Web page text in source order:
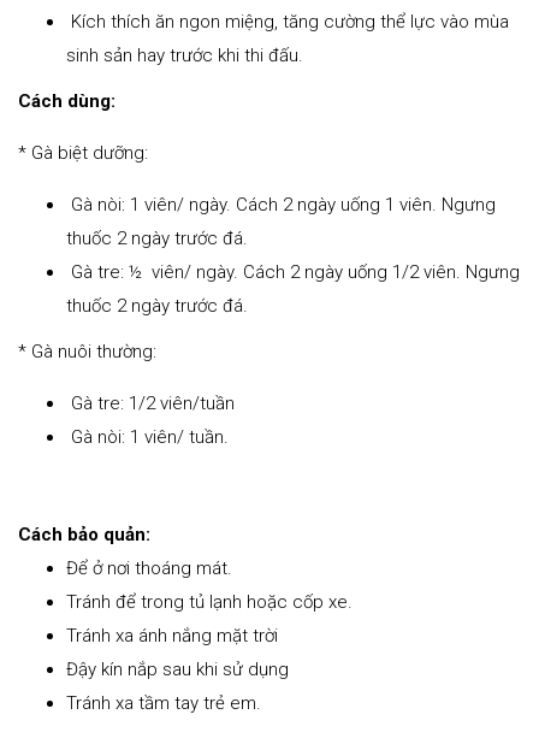
Kích thích ăn ngon miệng, tăng cường thể lực vào mùa
sinh sản hay trước khi thi đấu.
Cách dùng:
* Gà biệt dưỡng:
Gà nòi: 1 viên/ ngày. Cách 2 ngày uống 1 viên. Ngưng
thuốc 2 ngày trước đá.
Gà tre: ½ viên/ ngày. Cách 2 ngày uống 1/2 viên. Ngưng
thuốc 2 ngày trước đá.
* Gà nuôi thường:
Gà tre: 1/2 viên/tuần
Gà nòi: 1 viên/ tuần.
Cách bảo quản:
Để ở nơi thoáng mát.
Tránh để trong tủ lạnh hoặc cốp xe.
Tránh xa ánh nắng mặt trời
Đậy kín nắp sau khi sử dụng
Tránh xa tầm tay trẻ em.